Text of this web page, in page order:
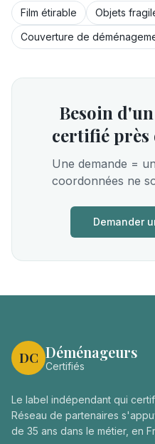
Film étirable
Objets
Couverture de
Besoin
certifié près
Une demande =
coordonnées ne
Demander
DC Déménageurs
Certifiés
Le label indépendant qui
Réseau de partenaires
de 35 ans dans le métier, en